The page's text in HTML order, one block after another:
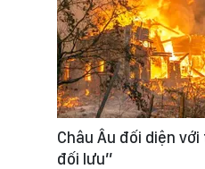
Châu Âu đối diện
đối lưu”